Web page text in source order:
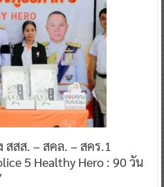
สสส. – สคล. – สคร.1
5 Healthy Hero : 90 วัน